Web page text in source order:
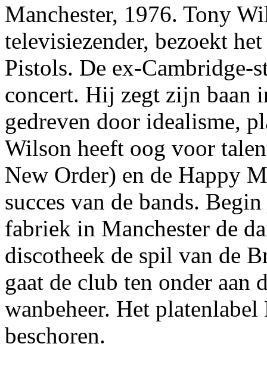
Manchester, 1976. Tony
televisiezender, bezoekt
Pistols. De ex-Cambridge-
concert. Hij zegt zijn baan
gedreven door idealisme,
Wilson heeft oog voor
New Order) en de Happy
succes van de bands.
fabriek in Manchester de
discotheek de spil van de
gaat de club ten onder aan
wanbeheer. Het
beschoren.